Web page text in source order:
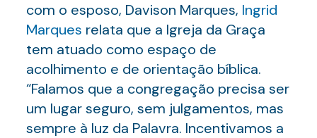
com o esposo, Davison Marques, Ingrid
Marques relata que a Igreja da Graça
tem atuado como espaço de
acolhimento e de orientação bíblica.
“Falamos que a congregação precisa ser
um lugar seguro, sem julgamentos, mas
sempre à luz da Palavra. Incentivamos a